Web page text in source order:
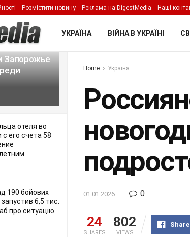
Filter
Запорожье
отеля во
его счета 58
190 бойових
6,5 тис.
про ситуацію
Розмістити новину Реклама на DigestMedia Наші
УКРАЇНА ВІЙНА В УКРАЇНІ
Home Україна
01.01.2026 0
24
SHARES
802
VIEWS